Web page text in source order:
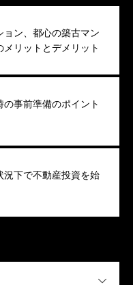
ョン、都心の築古マン
メリットとデメリット
の事前準備のポイント
況下で不動産投資を始